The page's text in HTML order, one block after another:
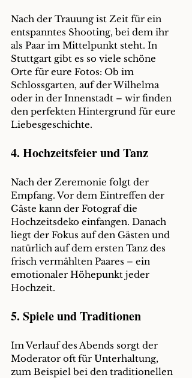
Nach der Trauung ist Zeit für ein
entspanntes Shooting, bei dem ihr
als Paar im Mittelpunkt steht. In
Stuttgart gibt es so viele schöne
Orte für eure Fotos: Ob im
Schlossgarten, auf der Wilhelma
oder in der Innenstadt – wir finden
den perfekten Hintergrund für eure
Liebesgeschichte.
4. Hochzeitsfeier und Tanz
Nach der Zeremonie folgt der
Empfang. Vor dem Eintreffen der
Gäste kann der Fotograf die
Hochzeitsdeko einfangen. Danach
liegt der Fokus auf den Gästen und
natürlich auf dem ersten Tanz des
frisch vermählten Paares – ein
emotionaler Höhepunkt jeder
Hochzeit.
5. Spiele und Traditionen
Im Verlauf des Abends sorgt der
Moderator oft für Unterhaltung,
zum Beispiel bei den traditionellen